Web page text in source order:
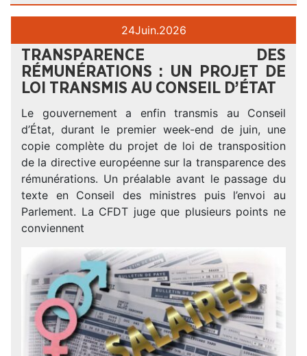
24Juin.2026
TRANSPARENCE DES
RÉMUNÉRATIONS : UN PROJET DE
LOI TRANSMIS AU CONSEIL D’ÉTAT
Le gouvernement a enfin transmis au Conseil
d’État, durant le premier week-end de juin, une
copie complète du projet de loi de transposition
de la directive européenne sur la transparence des
rémunérations. Un préalable avant le passage du
texte en Conseil des ministres puis l’envoi au
Parlement. La CFDT juge que plusieurs points ne
conviennent